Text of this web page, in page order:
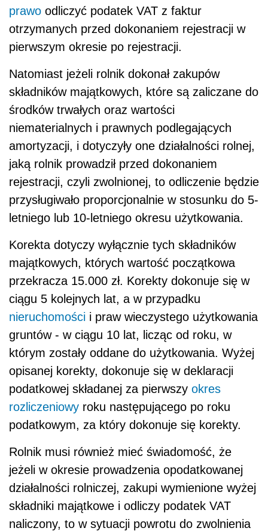
prawo odliczyć podatek VAT z faktur
otrzymanych przed dokonaniem rejestracji w
pierwszym okresie po rejestracji.
Natomiast jeżeli rolnik dokonał zakupów
składników majątkowych, które są zaliczane do
środków trwałych oraz wartości
niematerialnych i prawnych podlegających
amortyzacji, i dotyczyły one działalności rolnej,
jaką rolnik prowadził przed dokonaniem
rejestracji, czyli zwolnionej, to odliczenie będzie
przysługiwało proporcjonalnie w stosunku do 5-
letniego lub 10-letniego okresu użytkowania.
Korekta dotyczy wyłącznie tych składników
majątkowych, których wartość początkowa
przekracza 15.000 zł. Korekty dokonuje się w
ciągu 5 kolejnych lat, a w przypadku
nieruchomości i praw wieczystego użytkowania
gruntów - w ciągu 10 lat, licząc od roku, w
którym zostały oddane do użytkowania. Wyżej
opisanej korekty, dokonuje się w deklaracji
podatkowej składanej za pierwszy okres
rozliczeniowy roku następującego po roku
podatkowym, za który dokonuje się korekty.
Rolnik musi również mieć świadomość, że
jeżeli w okresie prowadzenia opodatkowanej
działalności rolniczej, zakupi wymienione wyżej
składniki majątkowe i odliczy podatek VAT
naliczony, to w sytuacji powrotu do zwolnienia